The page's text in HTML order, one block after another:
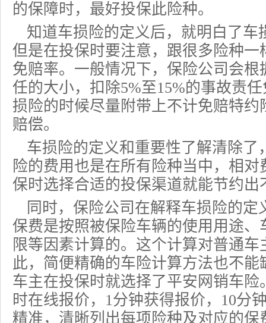
的保障时，最好投保此险种。
知道车损险的定义后，就明白了车
但是在投保时要注意，跟很多险种
免赔率。一般情况下，保险公司会
任的大小，扣除5%至15%的事故责
损险的时候尽量附带上不计免赔特
赔偿。
车损险的定义和重要性了解清除了
险的费用也是在所有险种当中，相
保时选择合适的投保渠道就能节约出
同时，保险公司在解释车损险的
保费是按照被保险车辆的使用用途、
限等因素计算的。这个计算对普通
此，简便精确的车险计算方法也不能
车主在投保时就选择了平安网销车险
时在线报价，1分钟获得报价，10分
精准，清晰列出每项险种及对应的